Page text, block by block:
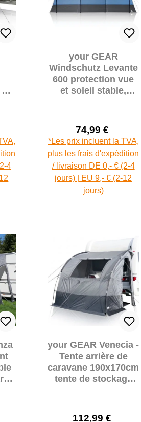
:
régulier :
4
your GEAR
Windschutz Levante
600 protection vue
et soleil stable,
600x140 cm
Prix de
74,99 €
Prix
*Les prix incluent la TVA,
plus les frais d'expédition
/ livraison DE 0,- € (2-4
jours) | EU 9,- € (2-12
jours)
your GEAR Venecia -
Tente arrière de
caravane 190x170cm
tente de stockage
112,99 €